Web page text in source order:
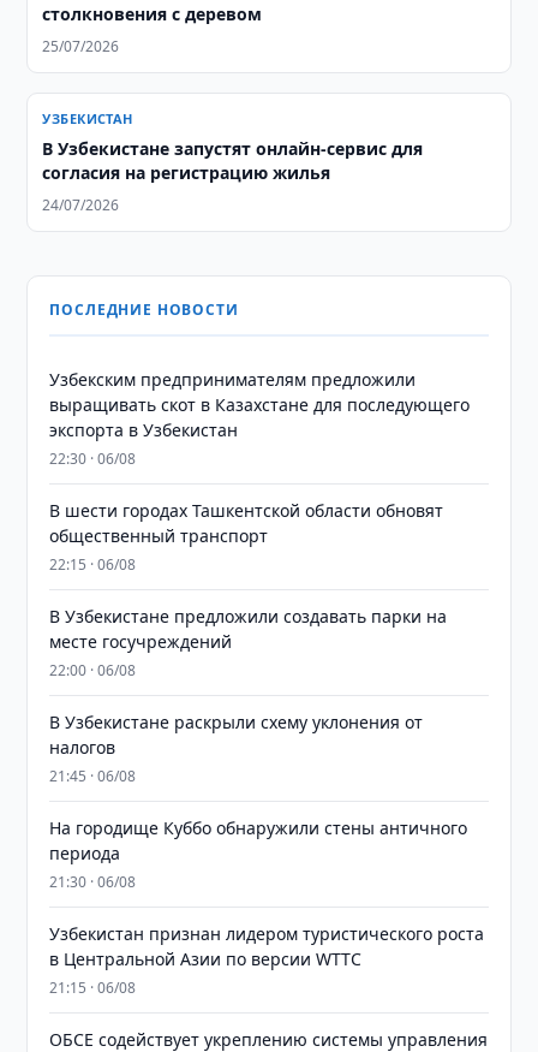
столкновения с деревом
25/07/2026
УЗБЕКИСТАН
В Узбекистане запустят онлайн-сервис для
согласия на регистрацию жилья
24/07/2026
ПОСЛЕДНИЕ НОВОСТИ
Узбекским предпринимателям предложили
выращивать скот в Казахстане для последующего
экспорта в Узбекистан
22:30 · 06/08
В шести городах Ташкентской области обновят
общественный транспорт
22:15 · 06/08
В Узбекистане предложили создавать парки на
месте госучреждений
22:00 · 06/08
В Узбекистане раскрыли схему уклонения от
налогов
21:45 · 06/08
На городище Куббо обнаружили стены античного
периода
21:30 · 06/08
Узбекистан признан лидером туристического роста
в Центральной Азии по версии WTTC
21:15 · 06/08
ОБСЕ содействует укреплению системы управления